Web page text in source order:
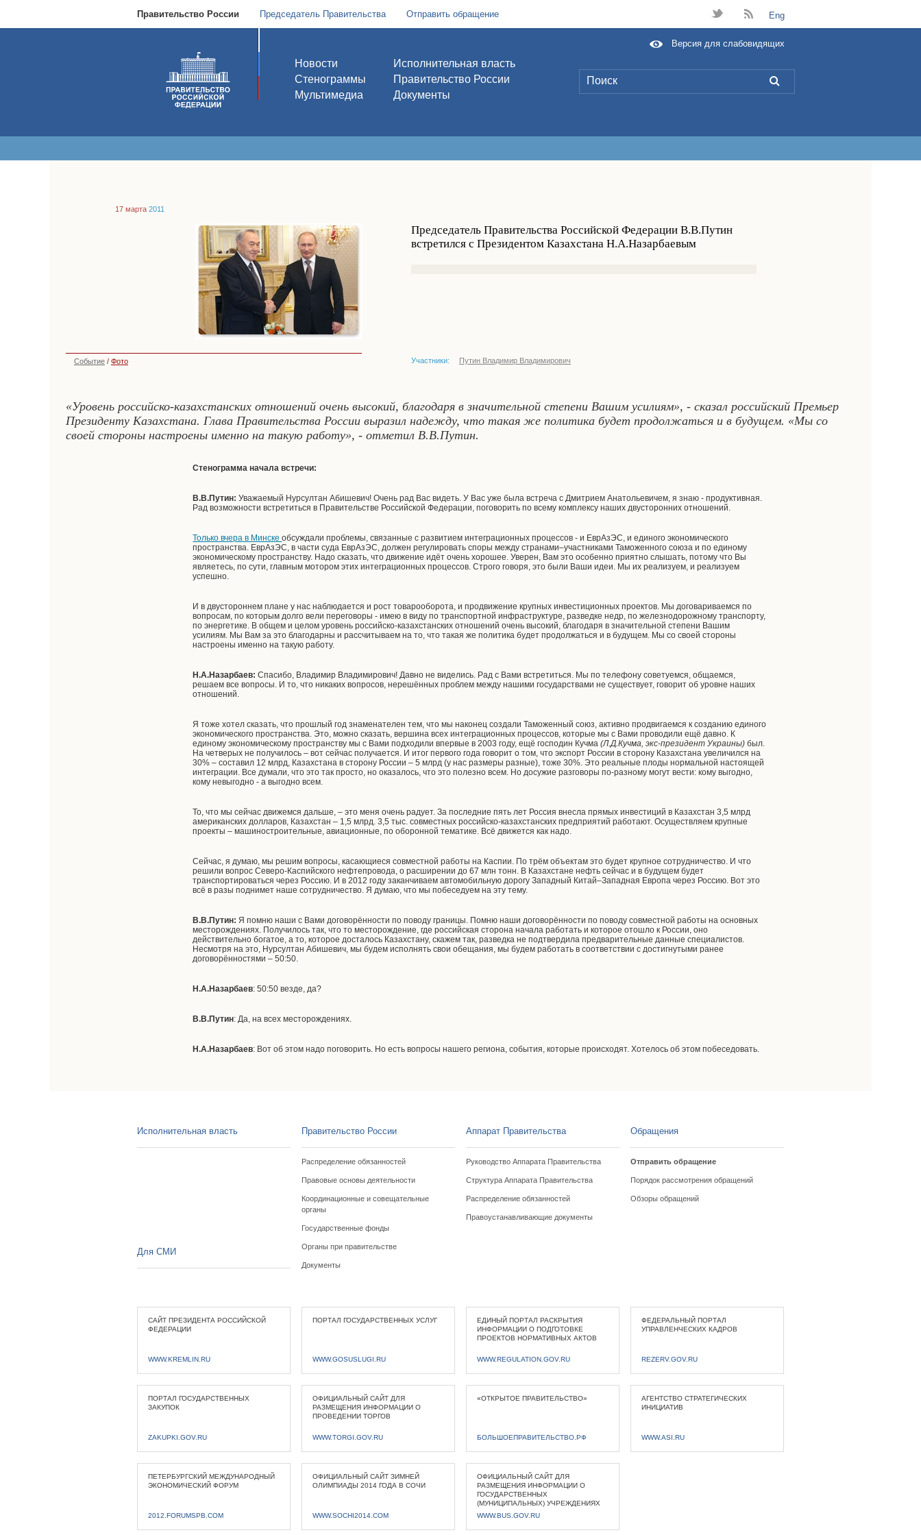
Правительство России Председатель Правительства Отправить обращение t B Eng
Новости
Стенограммы
Мультимедиа
Исполнительная власть
Правительство России
Документы
L
Версия для слабовидящих
17 марта 2011
Председатель Правительства Российской Федерации В.В.Путин
встретился с Президентом Казахстана Н.А.Назарбаевым
Событие / Фото Участники: Путин Владимир Владимирович
«Уровень российско-казахстанских отношений очень высокий, благодаря в значительной степени Вашим усилиям», - сказал российский Премьер
Президенту Казахстана. Глава Правительства России выразил надежду, что такая же политика будет продолжаться и в будущем. «Мы со
своей стороны настроены именно на такую работу», - отметил В.В.Путин.
Стенограмма начала встречи:
В.В.Путин: Уважаемый Нурсултан Абишевич! Очень рад Вас видеть. У Вас уже была встреча с Дмитрием Анатольевичем, я знаю - продуктивная.
Рад возможности встретиться в Правительстве Российской Федерации, поговорить по всему комплексу наших двусторонних отношений.
Только вчера в Минскеобсуждали проблемы, связанные с развитием интеграционных процессов - и ЕврАзЭС, и единого экономического
пространства. ЕврАзЭС, в части суда ЕврАзЭС, должен регулировать споры между странами–участниками Таможенного союза и по единому
экономическому пространству. Надо сказать, что движение идёт очень хорошее. Уверен, Вам это особенно приятно слышать, потому что Вы
являетесь, по сути, главным мотором этих интеграционных процессов. Строго говоря, это были Ваши идеи. Мы их реализуем, и реализуем
успешно.
И в двустороннем плане у нас наблюдается и рост товарооборота, и продвижение крупных инвестиционных проектов. Мы договариваемся по
вопросам, по которым долго вели переговоры - имею в виду по транспортной инфраструктуре, разведке недр, по железнодорожному транспорту,
по энергетике. В общем и целом уровень российско-казахстанских отношений очень высокий, благодаря в значительной степени Вашим
усилиям. Мы Вам за это благодарны и рассчитываем на то, что такая же политика будет продолжаться и в будущем. Мы со своей стороны
настроены именно на такую работу.
Н.А.Назарбаев:Спасибо, Владимир Владимирович! Давно не виделись. Рад с Вами встретиться. Мы по телефону советуемся, общаемся,
решаем все вопросы. И то, что никаких вопросов, нерешённых проблем между нашими государствами не существует, говорит об уровне наших
отношений.
Я тоже хотел сказать, что прошлый год знаменателен тем, что мы наконец создали Таможенный союз, активно продвигаемся к созданию единого
экономического пространства. Это, можно сказать, вершина всех интеграционных процессов, которые мы с Вами проводили ещё давно. К
единому экономическому пространству мы с Вами подходили впервые в 2003 году, ещё господин Кучма(Л.Д.Кучма, экс-президент Украины) был.
На четверых не получилось – вот сейчас получается. И итог первого года говорит о том, что экспорт России в сторону Казахстана увеличился на
30% – составил 12 млрд, Казахстана в сторону России – 5 млрд (у нас размеры разные), тоже 30%. Это реальные плоды нормальной настоящей
интеграции. Все думали, что это так просто, но оказалось, что это полезно всем. Но досужие разговоры по-разному могут вести: кому выгодно,
кому невыгодно - а выгодно всем.
То, что мы сейчас движемся дальше, – это меня очень радует. За последние пять лет Россия внесла прямых инвестиций в Казахстан 3,5 млрд
американских долларов, Казахстан – 1,5 млрд. 3,5 тыс. совместных российско-казахстанских предприятий работают. Осуществляем крупные
проекты – машиностроительные, авиационные, по оборонной тематике. Всё движется как надо.
Сейчас, я думаю, мы решим вопросы, касающиеся совместной работы на Каспии. По трём объектам это будет крупное сотрудничество. И что
решили вопрос Северо-Каспийского нефтепровода, о расширении до 67 млн тонн. В Казахстане нефть сейчас и в будущем будет
транспортироваться через Россию. И в 2012 году заканчиваем автомобильную дорогу Западный Китай–Западная Европа через Россию. Вот это
всё в разы поднимет наше сотрудничество. Я думаю, что мы побеседуем на эту тему.
В.В.Путин: Я помню наши с Вами договорённости по поводу границы. Помню наши договорённости по поводу совместной работы на основных
месторождениях. Получилось так, что то месторождение, где российская сторона начала работать и которое отошло к России, оно
действительно богатое, а то, которое досталось Казахстану, скажем так, разведка не подтвердила предварительные данные специалистов.
Несмотря на это, Нурсултан Абишевич, мы будем исполнять свои обещания, мы будем работать в соответствии с достигнутыми ранее
договорённостями – 50:50.
Н.А.Назарбаев: 50:50 везде, да?
В.В.Путин: Да, на всех месторождениях.
Н.А.Назарбаев: Вот об этом надо поговорить. Но есть вопросы нашего региона, события, которые происходят. Хотелось об этом побеседовать.
Исполнительная власть Правительство России
Распределение обязанностей
Правовые основы деятельности
Координационные и совещательные
органы
Государственные фонды
Органы при правительстве
Документы
Аппарат Правительства
Руководство Аппарата Правительства
Структура Аппарата Правительства
Распределение обязанностей
Правоустанавливающие документы
Обращения
Отправить обращение
Порядок рассмотрения обращений
Обзоры обращений
Для СМИ
САЙТ ПРЕЗИДЕНТА РОССИЙСКОЙ
ФЕДЕРАЦИИ
WWW.KREMLIN.RU
ПОРТАЛ ГОСУДАРСТВЕННЫХ УСЛУГ
WWW.GOSUSLUGI.RU
ЕДИНЫЙ ПОРТАЛ РАСКРЫТИЯ
ИНФОРМАЦИИ О ПОДГОТОВКЕ
ПРОЕКТОВ НОРМАТИВНЫХ АКТОВ
WWW.REGULATION.GOV.RU
ФЕДЕРАЛЬНЫЙ ПОРТАЛ
УПРАВЛЕНЧЕСКИХ КАДРОВ
REZERV.GOV.RU
ПОРТАЛ ГОСУДАРСТВЕННЫХ
ЗАКУПОК
ZAKUPKI.GOV.RU
ОФИЦИАЛЬНЫЙ САЙТ ДЛЯ
РАЗМЕЩЕНИЯ ИНФОРМАЦИИ О
ПРОВЕДЕНИИ ТОРГОВ
WWW.TORGI.GOV.RU
«ОТКРЫТОЕ ПРАВИТЕЛЬСТВО»
БОЛЬШОЕПРАВИТЕЛЬСТВО.РФ
АГЕНТСТВО СТРАТЕГИЧЕСКИХ
ИНИЦИАТИВ
WWW.ASI.RU
ПЕТЕРБУРГСКИЙ МЕЖДУНАРОДНЫЙ
ЭКОНОМИЧЕСКИЙ ФОРУМ
2012.FORUMSPB.COM
ОФИЦИАЛЬНЫЙ САЙТ ЗИМНЕЙ
ОЛИМПИАДЫ 2014 ГОДА В СОЧИ
WWW.SOCHI2014.COM
ОФИЦИАЛЬНЫЙ САЙТ ДЛЯ
РАЗМЕЩЕНИЯ ИНФОРМАЦИИ О
ГОСУДАРСТВЕННЫХ
(МУНИЦИПАЛЬНЫХ) УЧРЕЖДЕНИЯХ
WWW.BUS.GOV.RU